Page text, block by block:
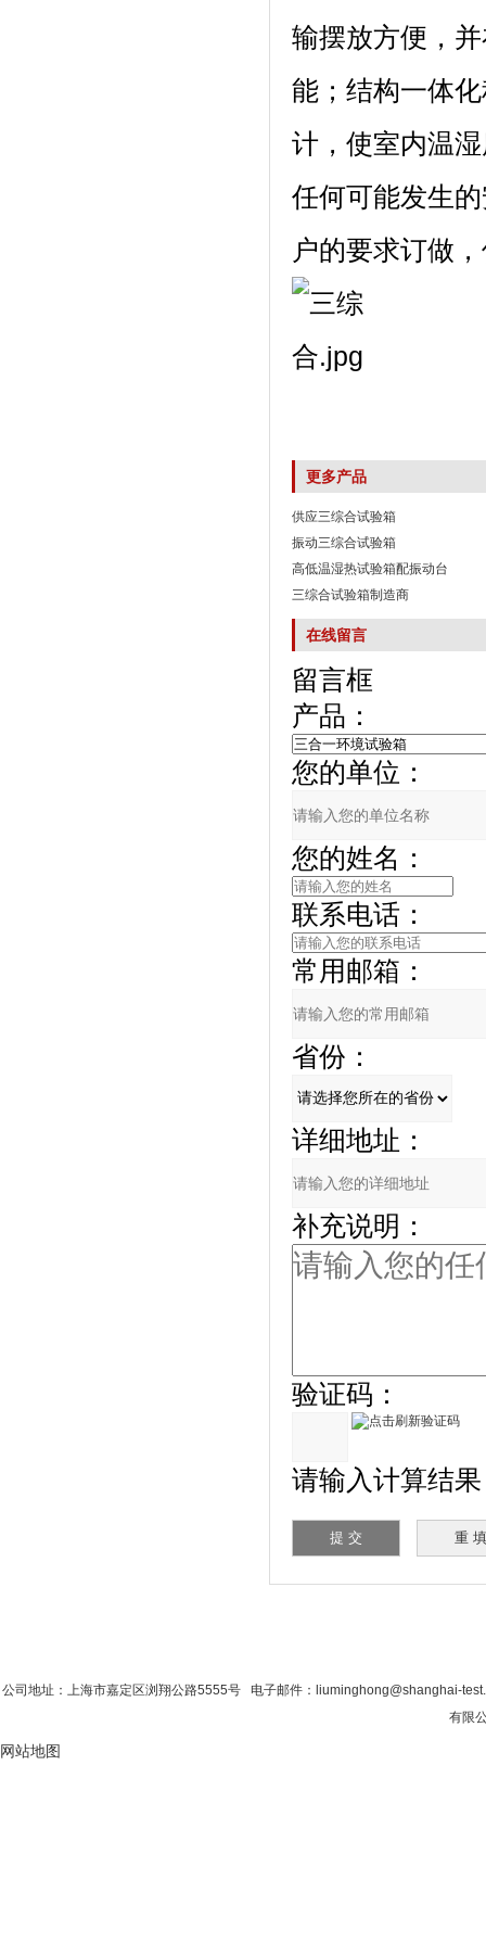
输摆放方便
能；结构一
计，使室内温
任何可能发生的
户的要求订做
更多产品
供应三综合试验箱
振动三综合试验箱
高低温湿热试验箱配振动台
三综合试验箱制造商
在线留言
留言框
产品：
您的单位：
您的姓名：
联系电话：
常用邮箱：
省份：
详细地址：
补充说明：
验证码：
请输入计算结果（
公司地址：上海市嘉定区浏翔公路5555号 电子邮件：liuminghong@shanghai-
有限公
网站地图